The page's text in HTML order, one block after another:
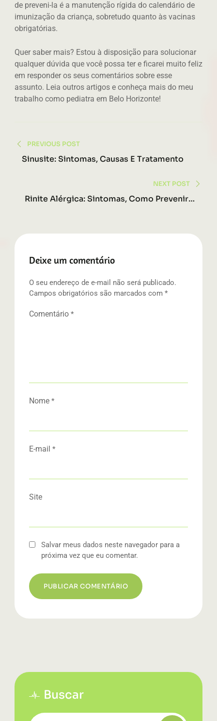
de preveni-la é a manutenção rígida do calendário de
imunização da criança, sobretudo quanto às vacinas
obrigatórias.
Quer saber mais? Estou à disposição para solucionar
qualquer dúvida que você possa ter e ficarei muito feliz
em responder os seus comentários sobre esse
assunto. Leia outros artigos e conheça mais do meu
trabalho como pediatra em Belo Horizonte!
Navegação
de
PREVIOUS POST
Sinusite: Sintomas, Causas E Tratamento
NEXT POST
Rinite Alérgica: Sintomas, Como Prevenir E
Deixe um comentário
O seu endereço de e-mail não será publicado.
Campos obrigatórios são marcados com *
Comentário *
Nome *
E-mail *
Site
Salvar meus dados neste navegador para a
próxima vez que eu comentar.
Buscar